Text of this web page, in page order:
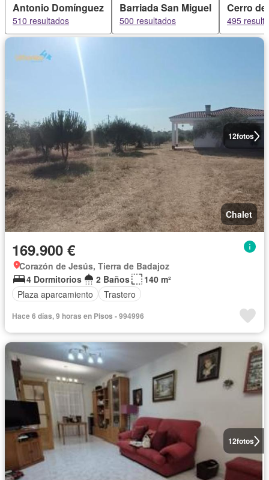
Antonio Domínguez
510 resultados
Barriada San Miguel
500 resultados
Cerro
495
12fotos
Chalet
169.900 €
Corazón de Jesús, Tierra de Badajoz
4 Dormitorios
2 Baños
140 m²
Plaza aparcamiento
Trastero
Hace 6 días, 9 horas en Pisos - 994996
12fotos